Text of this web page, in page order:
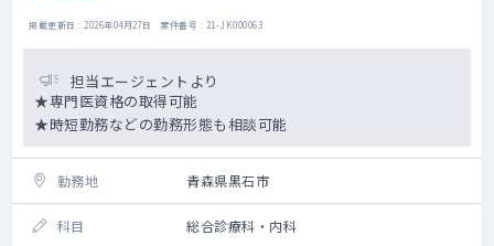
処置入院の症例はございません。指定医の取
ご希望があれば隣接してるサ高住への訪問診
療もご経験可能です。
内科と精神科の合併症患者は毎週金曜日に関
連施設の理事長が対応しています。
連施設の指定医をお持ちの医師が対応してお
掲載更新日 : 2026年04月27日 案件番号 : 21-JK000063
担当エージェントより
★専門医資格の取得可能
★時短勤務などの勤務形態も相談可能
勤務地 青森県黒石市
科目 総合診療科・内科